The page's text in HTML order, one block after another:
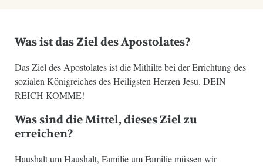
Was ist das Ziel des Apostolates?
Das Ziel des Apostolates ist die Mithilfe bei der Errichtung des
sozialen Königreiches des Heiligsten Herzen Jesu. DEIN
REICH KOMME!
Was sind die Mittel, dieses Ziel zu
erreichen?
Haushalt um Haushalt, Familie um Familie müssen wir